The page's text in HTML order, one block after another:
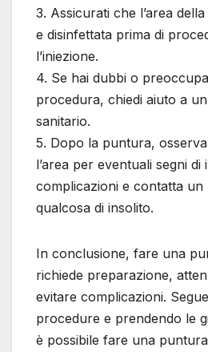
3. Assicurati che l’area
e disinfettata prima di
l’iniezione.
4. Se hai dubbi o
procedura, chiedi aiuto a
sanitario.
5. Dopo la puntura,
l’area per eventuali segni di
complicazioni e contatta un
qualcosa di insolito.
In conclusione, fare una
richiede preparazione,
evitare complicazioni.
procedure e prendendo le
è possibile fare una